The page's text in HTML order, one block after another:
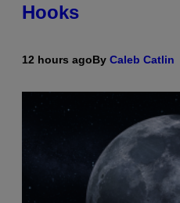
Hooks
12 hours agoBy Caleb Catlin